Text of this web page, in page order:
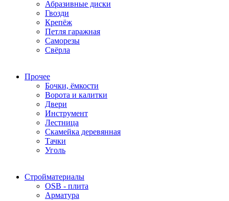
Абразивные диски
Гвозди
Крепёж
Петля гаражная
Саморезы
Свёрла
Прочее
Бочки, ёмкости
Ворота и калитки
Двери
Инструмент
Лестница
Скамейка деревянная
Тачки
Уголь
Стройматериалы
OSB - плита
Арматура